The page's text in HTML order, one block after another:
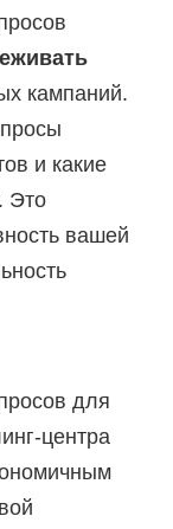
кампаний.
и какие
Это
вашей
для
центра